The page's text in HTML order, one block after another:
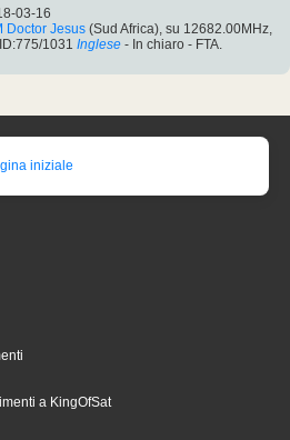
03-16
Doctor Jesus (Sud Africa), su 12682.00MHz,
1031 Inglese - In chiaro - FTA.
iniziale
a KingOfSat